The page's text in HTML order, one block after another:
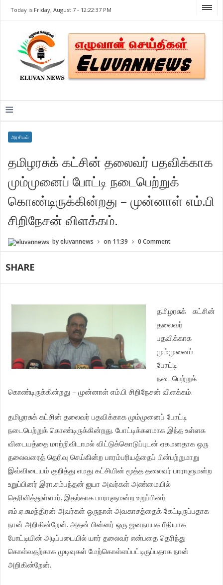
Today is Friday, August 7 - 12:22:37 PM
≡
அரசியல்
தமிழரசுக் கட்சின் தலைவர் பதவிக்காக
மும்முனைப் போட்டி நடைபெற்றுக்
கொண்டிருக்கின்றது – முன்னாள் எம்.பி
சிறிநேசன் விளக்கம்.
byeluvannews on 11:39 0 Comment
SHARE
தமிழரசுக்
கட்சின்
தலைவர்
பதவிக்காக
மும்முனைப்
போட்டி
நடைபெற்றுக்
கொண்டிருக்கின்றது –முன்னாள் எம்.பி சிறிநேசன் விளக்கம்.
தமிழரசுக் கட்சின் தலைவர் பதவிக்காக மும்முனைப் போட்டி
நடைபெற்றுக் கொண்டிருக்கின்றது.போட்டிக்களமாக இந்த உள்ளக
விடையத்தை மாற்றிவிடாமல் விட்டுக்கொடுப்புடன் ஏகமனதாக ஒரு
தலைவரைத் தெரிவு செய்கின்ற பாரம்பரியத்தைப் பின்பற்றுமாறு
இவ்விடையம் குறித்து எமது கட்சியின் மூத்த தலைவர் பாராளுமன்ற
உறுப்பினர் இரா.சம்பந்தன் ஐயா அவர்கள் அண்மையில்
தெரிவித்துள்ளார். இதற்காக பாராளுமன்ற உறுப்பினர்
எம்.ஏ.சுமந்திரன் அவர்கள் ஒருநாள் அவகாசத்தைக் கேட்டிருப்பதாக
நான் அறிகின்றேன்.அதன் பின்னர் ஒரு ஜனநாயக ரீதியாக
போட்டியின் அடிப்படையில் யார் தலைவர் என்பதை தெரிந்து
கொள்வதற்காக முடிவுகள் மேற்கொள்ளப்பட்டிருப்பதாக நான்
அறிகின்றேன்.